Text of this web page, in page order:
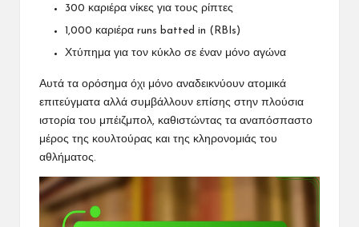
300 καριέρα νίκες για τους ρίπτες
1,000 καριέρα runs batted in (RBIs)
Χτύπημα για τον κύκλο σε έναν μόνο αγώνα
Αυτά τα ορόσημα όχι μόνο αναδεικνύουν ατομικά
επιτεύγματα αλλά συμβάλλουν επίσης στην πλούσια
ιστορία του μπέιζμπολ, καθιστώντας τα αναπόσπαστο
μέρος της κουλτούρας και της κληρονομιάς του
αθλήματος.